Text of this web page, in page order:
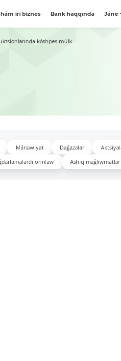
iri biznes Bank haqqında Jáne
kóshpes múlk
Mánawiyat Daǵazalar
orınlaw Ashıq maǵlıwmatlar